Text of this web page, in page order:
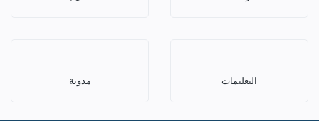
التعليمات مدونة